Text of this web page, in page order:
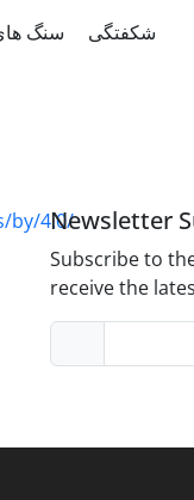
شکفتگی سنگ
by/4.0/Newsletter
Subscribe to
receive the